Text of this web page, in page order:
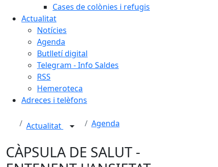
Cases de colònies i refugis
Actualitat
Notícies
Agenda
Butlletí digital
Telegram - Info Saldes
RSS
Hemeroteca
Adreces i telèfons
Actualitat Agenda
CÀPSULA DE SALUT -